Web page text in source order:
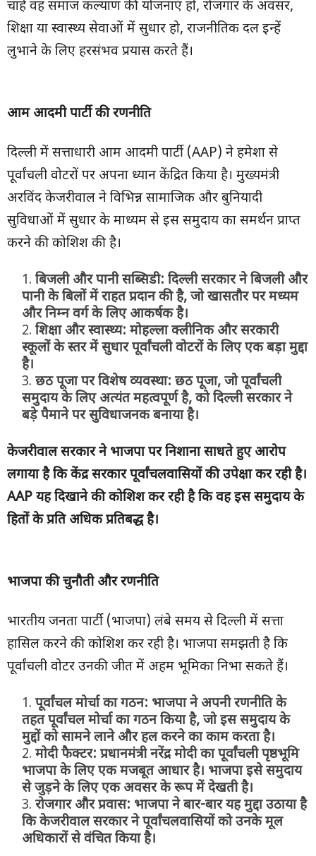
चाहे वह समाज कल्याण की योजनाएं हों, रोजगार के अवसर,
शिक्षा या स्वास्थ्य सेवाओं में सुधार हो, राजनीतिक दल इन्हें
लुभाने के लिए हरसंभव प्रयास करते हैं।
आम आदमी पार्टी की रणनीति
दिल्ली में सत्ताधारी आम आदमी पार्टी (AAP) ने हमेशा से
पूर्वांचली वोटरों पर अपना ध्यान केंद्रित किया है। मुख्यमंत्री
अरविंद केजरीवाल ने विभिन्न सामाजिक और बुनियादी
सुविधाओं में सुधार के माध्यम से इस समुदाय का समर्थन प्राप्त
करने की कोशिश की है।
बिजली और पानी सब्सिडी: दिल्ली सरकार ने बिजली और
पानी के बिलों में राहत प्रदान की है, जो खासतौर पर मध्यम
और निम्न वर्ग के लिए आकर्षक है।
शिक्षा और स्वास्थ्य: मोहल्ला क्लीनिक और सरकारी
स्कूलों के स्तर में सुधार पूर्वांचली वोटरों के लिए एक बड़ा मुद्दा
है।
छठ पूजा पर विशेष व्यवस्था: छठ पूजा, जो पूर्वांचली
समुदाय के लिए अत्यंत महत्वपूर्ण है, को दिल्ली सरकार ने
बड़े पैमाने पर सुविधाजनक बनाया है।
केजरीवाल सरकार ने भाजपा पर निशाना साधते हुए आरोप
लगाया है कि केंद्र सरकार पूर्वांचलवासियों की उपेक्षा कर रही है।
AAP यह दिखाने की कोशिश कर रही है कि वह इस समुदाय के
हितों के प्रति अधिक प्रतिबद्ध है।
भाजपा की चुनौती और रणनीति
भारतीय जनता पार्टी (भाजपा) लंबे समय से दिल्ली में सत्ता
हासिल करने की कोशिश कर रही है। भाजपा समझती है कि
पूर्वांचली वोटर उनकी जीत में अहम भूमिका निभा सकते हैं।
पूर्वांचल मोर्चा का गठन: भाजपा ने अपनी रणनीति के
तहत पूर्वांचल मोर्चा का गठन किया है, जो इस समुदाय के
मुद्दों को सामने लाने और हल करने का काम करता है।
मोदी फैक्टर: प्रधानमंत्री नरेंद्र मोदी का पूर्वांचली पृष्ठभूमि
भाजपा के लिए एक मजबूत आधार है। भाजपा इसे समुदाय
से जुड़ने के लिए एक अवसर के रूप में देखती है।
रोजगार और प्रवास: भाजपा ने बार-बार यह मुद्दा उठाया है
कि केजरीवाल सरकार ने पूर्वांचलवासियों को उनके मूल
अधिकारों से वंचित किया है।